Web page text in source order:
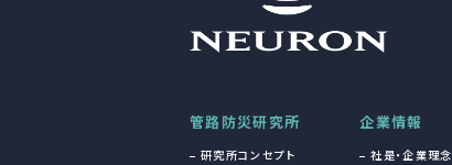
管路防災研究所
研究所コンセプト
企業情報
社是・企業理念